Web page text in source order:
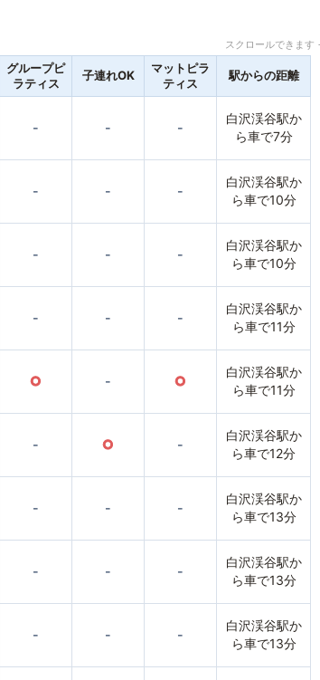
スクロールできま
グループピ
ラティス
子連れOK
マットピラ
ティス
駅からの距離
- - -
白沢渓谷駅か
ら車で7分
- - -
白沢渓谷駅か
ら車で10分
- - -
白沢渓谷駅か
ら車で10分
- - -
白沢渓谷駅か
ら車で11分
○ - ○
白沢渓谷駅か
ら車で11分
- ○ -
白沢渓谷駅か
ら車で12分
- - -
白沢渓谷駅か
ら車で13分
- - -
白沢渓谷駅か
ら車で13分
- - -
白沢渓谷駅か
ら車で13分